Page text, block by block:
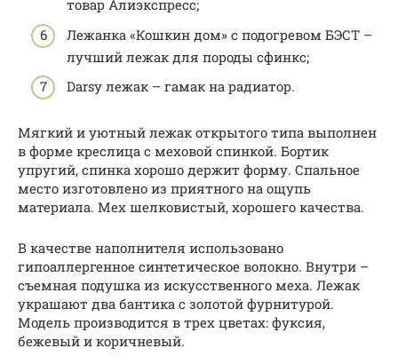
товар Алиэкспресс;
Лежанка «Кошкин дом» с подогревом БЭСТ –
лучший лежак для породы сфинкс;
Darsy лежак – гамак на радиатор.
Мягкий и уютный лежак открытого типа выполнен
в форме креслица с меховой спинкой. Бортик
упругий, спинка хорошо держит форму. Спальное
место изготовлено из приятного на ощупь
материала. Мех шелковистый, хорошего качества.
В качестве наполнителя использовано
гипоаллергенное синтетическое волокно. Внутри –
съемная подушка из искусственного меха. Лежак
украшают два бантика с золотой фурнитурой.
Модель производится в трех цветах: фуксия,
бежевый и коричневый.